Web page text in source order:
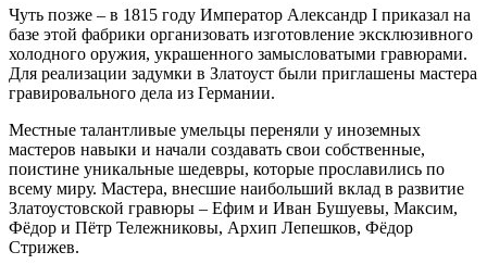
Чуть позже – в 1815 году Император Александр I приказал на
базе этой фабрики организовать изготовление эксклюзивного
холодного оружия, украшенного замысловатыми гравюрами.
Для реализации задумки в Златоуст были приглашены мастера
гравировального дела из Германии.
Местные талантливые умельцы переняли у иноземных
мастеров навыки и начали создавать свои собственные,
поистине уникальные шедевры, которые прославились по
всему миру. Мастера, внесшие наибольший вклад в развитие
Златоустовской гравюры – Ефим и Иван Бушуевы, Максим,
Фёдор и Пётр Тележниковы, Архип Лепешков, Фёдор
Стрижев.